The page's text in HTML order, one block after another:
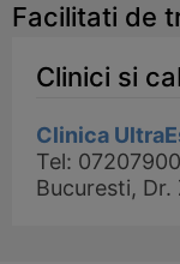
Facilitati de
Clinici si
Clinica
Tel:
Bucuresti, Dr.